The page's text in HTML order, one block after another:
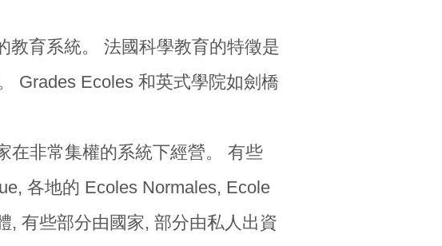
教育系統。 法國科學教育的特徵是
Grades Ecoles 和英式學院如劍橋
在非常集權的系統下經營。 有些
各地的 Ecoles Normales, Ecole
, 有些部分由國家, 部分由私人出資